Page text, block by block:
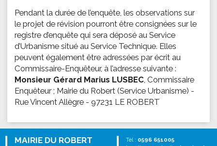
Pendant la durée de l’enquête, les observations sur
le projet de révision pourront être consignées sur le
registre d’enquête qui sera déposé au Service
d’Urbanisme situé au Service Technique. Elles
peuvent également être adressées par écrit au
Commissaire-Enquêteur, à l’adresse suivante :
Monsieur Gérard Marius LUSBEC, Commissaire
Enquêteur ; Mairie du Robert (Service Urbanisme) -
Rue Vincent Allègre - 97231 LE ROBERT
MAIRIE DU ROBERT Tél : 0596 651005